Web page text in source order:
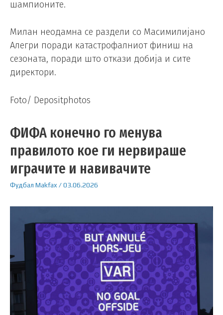
шампионите.
Милан неодамна се раздели со Масимилијано
Алегри поради катастрофалниот финиш на
сезоната, поради што откази добија и сите
директори.
Foto/ Depositphotos
ФИФА конечно го менува
правилото кое ги нервираше
играчите и навивачите
Фудбал Makfax /03.06.2026